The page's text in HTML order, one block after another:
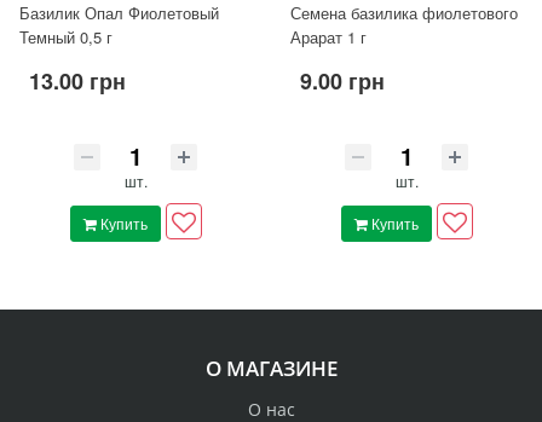
Базилик Опал Фиолетовый
Темный 0,5 г
13.00 грн
шт.
Купить
Семена базилика фиолетового
Арарат 1 г
9.00 грн
шт.
Купить
О МАГАЗИНЕ
О нас